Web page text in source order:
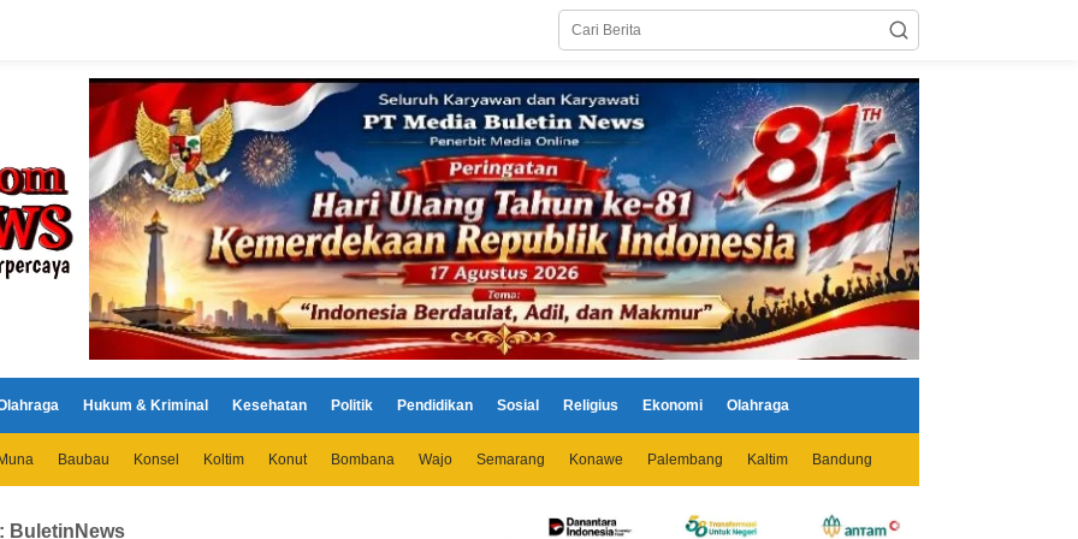
Hukum & Kriminal Kesehatan Politik Pendidikan Sosial Religius Ekonomi Olahraga
Baubau Konsel Koltim Konut Bombana Wajo Semarang Konawe Palembang Kaltim Bandung
BuletinNews